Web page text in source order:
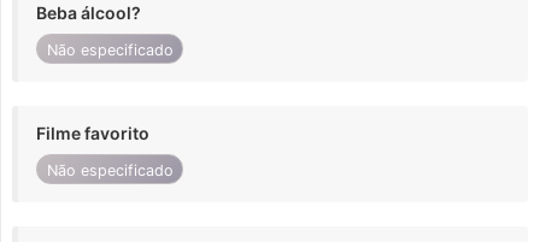
Beba álcool?
Não especificado
Filme favorito
Não especificado